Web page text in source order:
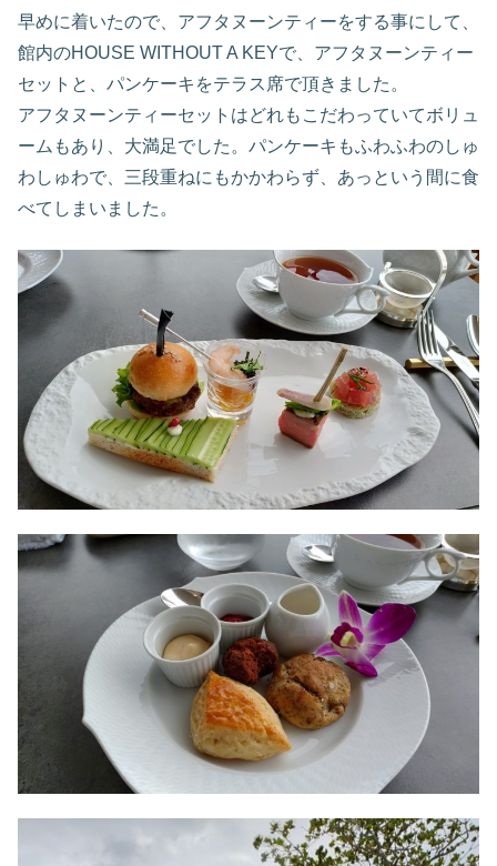
早めに着いたので、アフタヌーンティーをする事にして、
館内のHOUSE WITHOUT A KEYで、アフタヌーンティー
セットと、パンケーキをテラス席で頂きました。
アフタヌーンティーセットはどれもこだわっていてボリュ
ームもあり、大満足でした。パンケーキもふわふわのしゅ
わしゅわで、三段重ねにもかかわらず、あっという間に食
べてしまいました。